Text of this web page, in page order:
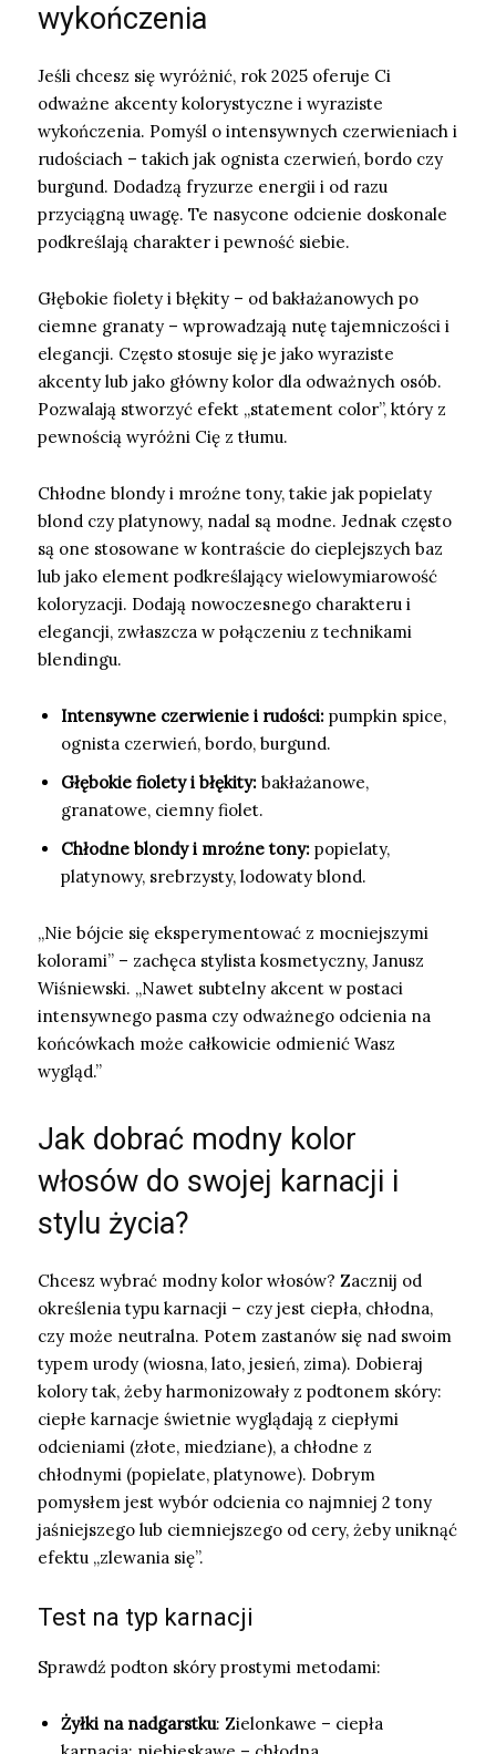
wykończenia
Jeśli chcesz się wyróżnić, rok 2025 oferuje Ci
odważne akcenty kolorystyczne i wyraziste
wykończenia. Pomyśl o intensywnych czerwieniach i
rudościach – takich jak ognista czerwień, bordo czy
burgund. Dodadzą fryzurze energii i od razu
przyciągną uwagę. Te nasycone odcienie doskonale
podkreślają charakter i pewność siebie.
Głębokie fiolety i błękity – od bakłażanowych po
ciemne granaty – wprowadzają nutę tajemniczości i
elegancji. Często stosuje się je jako wyraziste
akcenty lub jako główny kolor dla odważnych osób.
Pozwalają stworzyć efekt „statement color”, który z
pewnością wyróżni Cię z tłumu.
Chłodne blondy i mroźne tony, takie jak popielaty
blond czy platynowy, nadal są modne. Jednak często
są one stosowane w kontraście do cieplejszych baz
lub jako element podkreślający wielowymiarowość
koloryzacji. Dodają nowoczesnego charakteru i
elegancji, zwłaszcza w połączeniu z technikami
blendingu.
Intensywne czerwienie i rudości: pumpkin spice,
ognista czerwień, bordo, burgund.
Głębokie fiolety i błękity: bakłażanowe,
granatowe, ciemny fiolet.
Chłodne blondy i mroźne tony: popielaty,
platynowy, srebrzysty, lodowaty blond.
„Nie bójcie się eksperymentować z mocniejszymi
kolorami” – zachęca stylista kosmetyczny, Janusz
Wiśniewski. „Nawet subtelny akcent w postaci
intensywnego pasma czy odważnego odcienia na
końcówkach może całkowicie odmienić Wasz
wygląd.”
Jak dobrać modny kolor
włosów do swojej karnacji i
stylu życia?
Chcesz wybrać modny kolor włosów? Zacznij od
określenia typu karnacji – czy jest ciepła, chłodna,
czy może neutralna. Potem zastanów się nad swoim
typem urody (wiosna, lato, jesień, zima). Dobieraj
kolory tak, żeby harmonizowały z podtonem skóry:
ciepłe karnacje świetnie wyglądają z ciepłymi
odcieniami (złote, miedziane), a chłodne z
chłodnymi (popielate, platynowe). Dobrym
pomysłem jest wybór odcienia co najmniej 2 tony
jaśniejszego lub ciemniejszego od cery, żeby uniknąć
efektu „zlewania się”.
Test na typ karnacji
Sprawdź podton skóry prostymi metodami:
Żyłki na nadgarstku: Zielonkawe – ciepła